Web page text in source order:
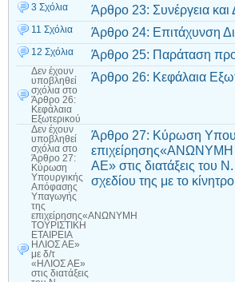
3 Σχόλια Άρθρο 23: Συνέργεια και
11 Σχόλια Άρθρο 24: Επιτάχυνση
12 Σχόλια Άρθρο 25: Παράταση
Δεν έχουν
υποβληθεί
σχόλια στο
Άρθρο 26:
Κεφάλαια
Εξωτερικού
Άρθρο 26: Κεφάλαια
Δεν έχουν
υποβληθεί
σχόλια στο
Άρθρο 27:
Κύρωση
Υπουργικής
Απόφασης
Υπαγωγής
της
επιχείρησης«ΑΝΩΝΥΜΗ
ΤΟΥΡΙΣΤΙΚΗ
ΕΤΑΙΡΕΙΑ
ΗΛΙΟΣ ΑΕ»
με δ/τ
«ΗΛΙΟΣ ΑΕ»
στις διατάξεις
Άρθρο 27: Κύρωση
ΑΕ» στις διατάξεις του
σχεδίου της με το